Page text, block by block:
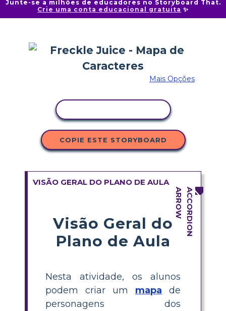
Junte-se a milhões de educadores no Storyboard That.
Crie uma conta educacional gratuita ✨
Mais Opções
COPIE ESTE STORYBOARD
VISÃO GERAL DO PLANO DE AULA
Visão Geral do
Plano de Aula
Nesta atividade, os alunos
podem criar um mapa de
personagens dos